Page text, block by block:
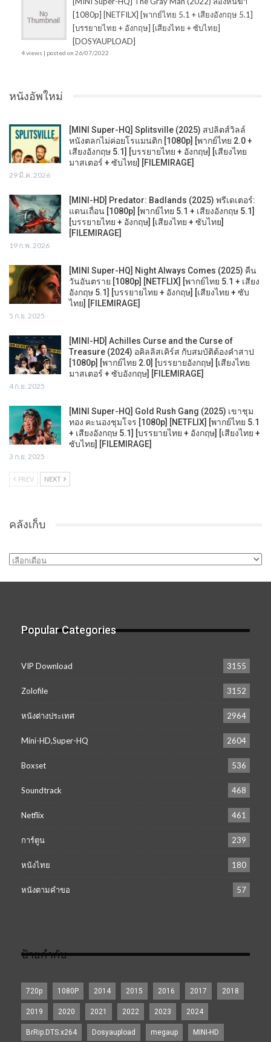
[1080p] [NETFILX] [พากย์ไทย 5.1 + เสียงอังกฤษ 5.1]
[บรรยายไทย + อังกฤษ] [เสียงไทย + ซับไทย]
[DOSYAUPLOAD]
4 views | posted on 26/07/2022
หนังอัพใหม่
[MINI Super-HQ] Splitsville (2025) สปลิตส์วิลล์
หนังตลกไม่ค่อยโรแมนติก [1080p] [พากย์ไทย 2.0 +
เสียงอังกฤษ 5.1] [บรรยายไทย + อังกฤษ] [เสียงไทย
มาสเตอร์ + ซับไทย] [FILEMIRAGE]
29 มี.ค. 2026
[MINI-HD] Predator: Badlands (2025) พรีเดเตอร์:
แดนเถื่อน [1080p] [พากย์ไทย 5.1 + เสียงอังกฤษ 5.1]
[บรรยายไทย + อังกฤษ] [เสียงไทย + ซับไทย]
[FILEMIRAGE]
19 ก.พ. 2026
[MINI Super-HQ] Night Always Comes (2025) คืน
วันอันตราย [1080p] [NETFLIX] [พากย์ไทย 5.1 + เสียง
อังกฤษ 5.1] [บรรยายไทย + อังกฤษ] [เสียงไทย + ซับ
ไทย] [FILEMIRAGE]
5 ก.ย. 2025
[MINI-HD] Achilles Curse and the Curse of
Treasure (2024) อคิลลิสเคิร์ส กับสมบัติต้องคำสาป
[1080p] [พากย์ไทย 2.0] [บรรยายอังกฤษ] [เสียงไทย
มาสเตอร์ + ซับอังกฤษ] [FILEMIRAGE]
4 ก.ย. 2025
[MINI Super-HQ] Gold Rush Gang (2025) เขาชุม
ทอง คะนองชุมโจร [1080p] [NETFLIX] [พากย์ไทย 5.1
+ เสียงอังกฤษ 5.1] [บรรยายไทย + อังกฤษ] [เสียงไทย +
ซับไทย] [FILEMIRAGE]
3 ก.ย. 2025
PREV NEXT
คลังเก็บ
คลัง
Popular Categories
VIP Download 3155
Zolofile 3152
หนังต่างประเทศ 2964
Mini-HD,Super-HQ 2604
Boxset 536
Soundtrack 468
Netflix 461
การ์ตูน 239
หนังไทย 180
หนังตามคำขอ 57
ป้ายกำกับ
720p 1080P 2014 2015 2016 2017 2018
2019 2020 2021 2022 2023 2024
BrRip.DTS.x264 Dosyaupload megaup MINI-HD